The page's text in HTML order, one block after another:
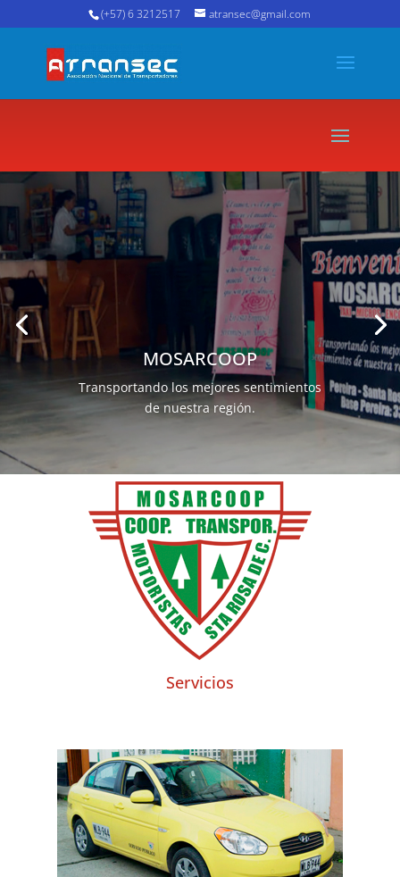
(+57) 6 3212517 atransec@gmail.com
MOSARCOOP
Transportando los mejores sentimientos
de nuestra región.
Servicios